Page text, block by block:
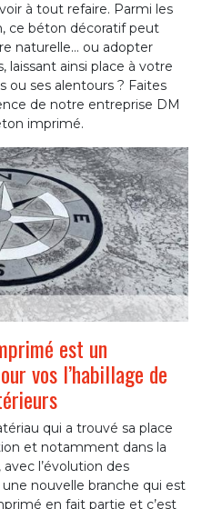
à tout refaire. Parmi les
ce béton décoratif peut
naturelle… ou adopter
ainsi place à votre
ou ses alentours ? Faites
de notre entreprise DM
imprimé.
est un
vos l’habillage de
qui a trouvé sa place
et notamment dans la
l’évolution des
nouvelle branche qui est
en fait partie et c’est